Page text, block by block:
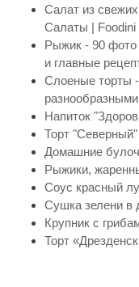
Салат из
Салаты | Foodini
Рыжик - 90 фото
и главные
Слоеные торты
Напиток
Торт "Северный"
Домашние
Рыжики,
Соус красный
Сушка зелени в
Крупник с
Торт